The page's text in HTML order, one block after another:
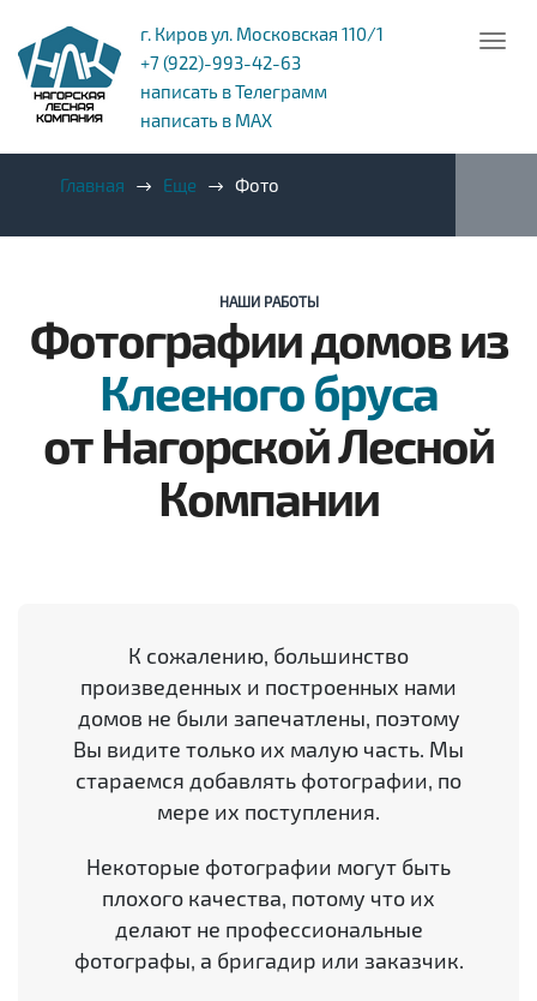
г. Киров ул. Московская 110/1
+7 (922)-993-42-63
написать в Телеграмм
написать в MAX
Главная Еще Фото
НАШИ РАБОТЫ
Фотографии домов из
Клееного бруса
от Нагорской Лесной
Компании
К сожалению, большинство
произведенных и построенных нами
домов не были запечатлены, поэтому
Вы видите только их малую часть. Мы
стараемся добавлять фотографии, по
мере их поступления.
Некоторые фотографии могут быть
плохого качества, потому что их
делают не профессиональные
фотографы, а бригадир или заказчик.